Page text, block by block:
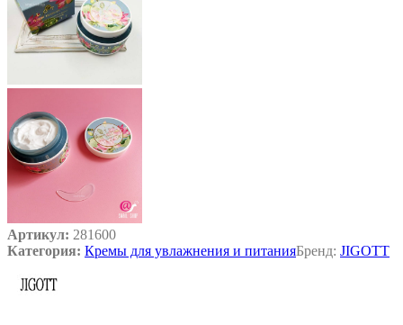
Артикул: 281600
Категория: Кремы для увлажнения и питанияБренд: JIGOTT